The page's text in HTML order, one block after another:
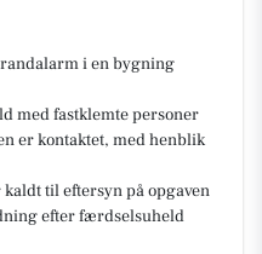
i en bygning
med fastklemte personer
er kontaktet, med henblik
til eftersyn på opgaven
efter færdselsuheld